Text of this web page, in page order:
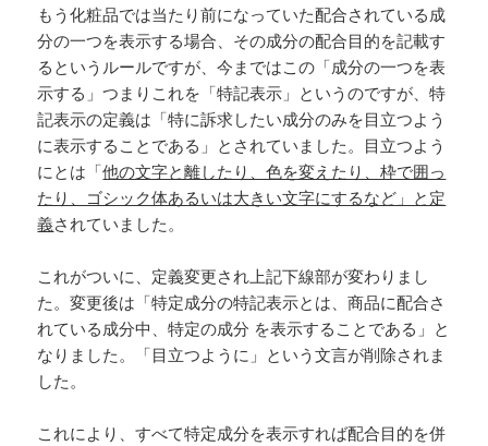
もう化粧品では当たり前になっていた配合されている成
分の一つを表示する場合、その成分の配合目的を記載す
るというルールですが、今まではこの「成分の一つを表
示する」つまりこれを「特記表示」というのですが、特
記表示の定義は「特に訴求したい成分のみを目立つよう
に表示することである」とされていました。目立つよう
にとは「他の文字と離したり、色を変えたり、枠で囲っ
たり、ゴシック体あるいは大きい文字にするなど」と定
義されていました。
これがついに、定義変更され上記下線部が変わりまし
た。変更後は「特定成分の特記表示とは、商品に配合さ
れている成分中、特定の成分 を表示することである」と
なりました。「目立つように」という文言が削除されま
した。
これにより、すべて特定成分を表示すれば配合目的を併